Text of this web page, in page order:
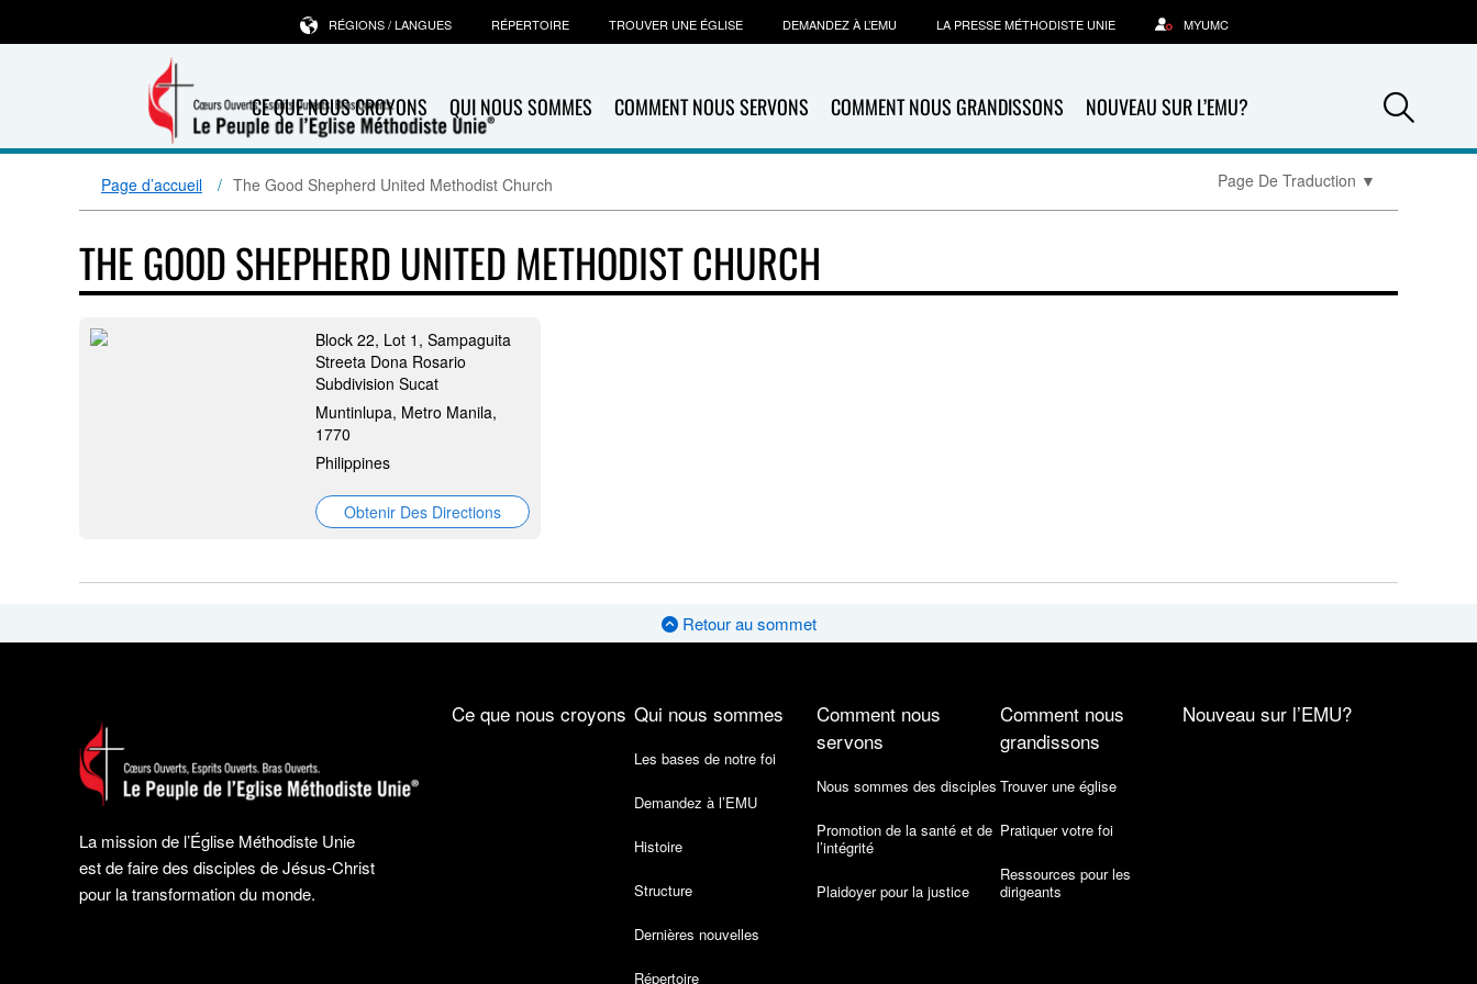
CE QUE NOUS CROYONS QUI NOUS SOMMES COMMENT NOUS SERVONS COMMENT NOUS GRANDISSONS NOUVEAU SUR L’EMU?
RÉGIONS / LANGUES RÉPERTOIRE TROUVER UNE ÉGLISE DEMANDEZ À L’EMU LA PRESSE MÉTHODISTE UNIE MYUMC
Page d’accueil The Good Shepherd United Methodist Church Page De Traduction ▼
THE GOOD SHEPHERD UNITED METHODIST CHURCH
Block 22, Lot 1, Sampaguita
Streeta Dona Rosario
Subdivision Sucat
Muntinlupa, Metro Manila,
1770
Philippines
Obtenir Des Directions
Retour au sommet
La mission de l’Église Méthodiste Unie
est de faire des disciples de Jésus-Christ
pour la transformation du monde.
Ce que nous croyons Qui nous sommes
Les bases de notre foi
Demandez à l’EMU
Histoire
Structure
Dernières nouvelles
Répertoire
Comment nous
servons
Nous sommes des disciples
Promotion de la santé et de
l’intégrité
Plaidoyer pour la justice
Comment nous
grandissons
Trouver une église
Pratiquer votre foi
Ressources pour les
dirigeants
Nouveau sur l’EMU?